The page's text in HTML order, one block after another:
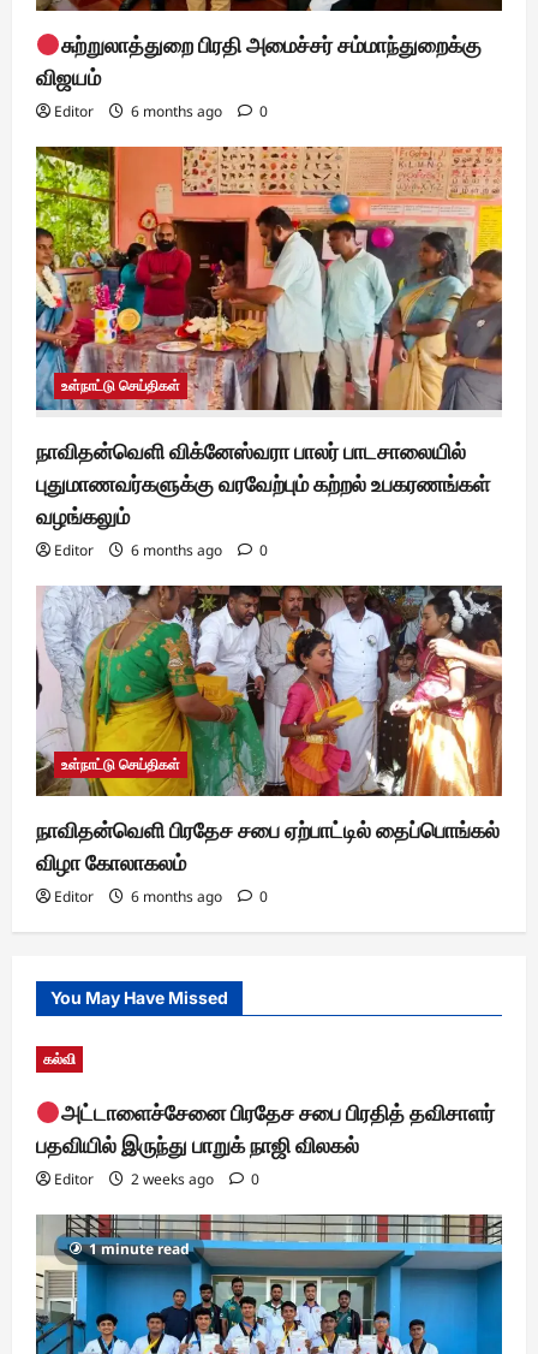
சுற்றுலாத்துறை பிரதி அமைச்சர் சம்மாந்துறைக்கு
விஜயம்
Editor 6 months ago 0
உள்நாட்டு செய்திகள்
நாவிதன்வெளி விக்னேஸ்வரா பாலர் பாடசாலையில்
புதுமாணவர்களுக்கு வரவேற்பும் கற்றல் உபகரணங்கள்
வழங்கலும்
Editor 6 months ago 0
உள்நாட்டு செய்திகள்
நாவிதன்வெளி பிரதேச சபை ஏற்பாட்டில் தைப்பொங்கல்
விழா கோலாகலம்
Editor 6 months ago 0
You May Have Missed
கல்வி
அட்டாளைச்சேனை பிரதேச சபை பிரதித் தவிசாளர்
பதவியில் இருந்து பாறுக் நாஜி விலகல்
Editor 2 weeks ago 0
1 minute read